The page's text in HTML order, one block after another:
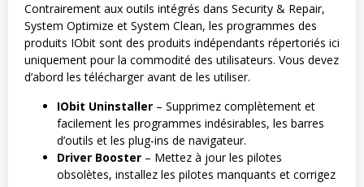
Contrairement aux outils intégrés dans Security & Repair,
System Optimize et System Clean, les programmes des
produits IObit sont des produits indépendants répertoriés ici
uniquement pour la commodité des utilisateurs. Vous devez
d’abord les télécharger avant de les utiliser.
IObit Uninstaller – Supprimez complètement et
facilement les programmes indésirables, les barres
d’outils et les plug-ins de navigateur.
Driver Booster – Mettez à jour les pilotes
obsolètes, installez les pilotes manquants et corrigez